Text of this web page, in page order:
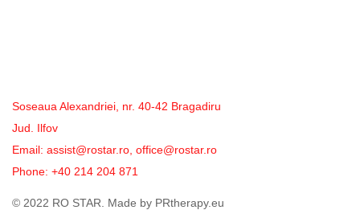
Soseaua Alexandriei, nr. 40-42 Bragadiru
Jud. Ilfov
Email: assist@rostar.ro, office@rostar.ro
Phone: +40 214 204 871
© 2022 RO STAR. Made by PRtherapy.eu